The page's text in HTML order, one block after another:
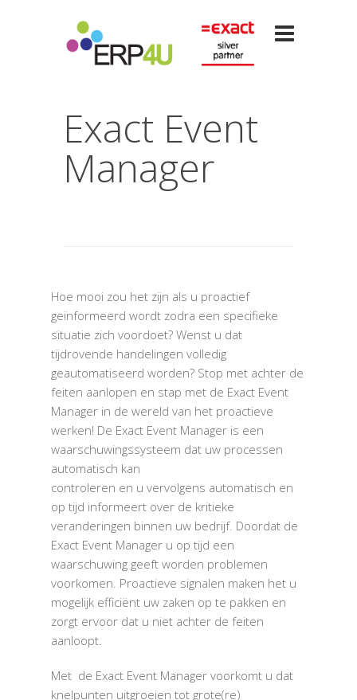
Exact Event
Manager
Hoe mooi zou het zijn als u proactief
geïnformeerd wordt zodra een specifieke
situatie zich voordoet? Wenst u dat
tijdrovende handelingen volledig
geautomatiseerd worden? Stop met achter de
feiten aanlopen en stap met de Exact Event
Manager in de wereld van het proactieve
werken! De Exact Event Manager is een
waarschuwingssysteem dat uw processen
automatisch kan
controleren en u vervolgens automatisch en
op tijd informeert over de kritieke
veranderingen binnen uw bedrijf. Doordat de
Exact Event Manager u op tijd een
waarschuwing geeft worden problemen
voorkomen. Proactieve signalen maken het u
mogelijk efficiënt uw zaken op te pakken en
zorgt ervoor dat u niet achter de feiten
aanloopt.
Met de Exact Event Manager voorkomt u dat
knelpunten uitgroeien tot grote(re)